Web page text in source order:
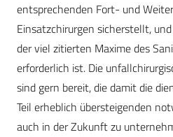
entsprechenden Fort- und
Einsatzchirurgen sicherstellt,
der viel zitierten Maxime des
erforderlich ist. Die
sind gern bereit, die damit die
Teil erheblich übersteigenden
auch in der Zukunft zu